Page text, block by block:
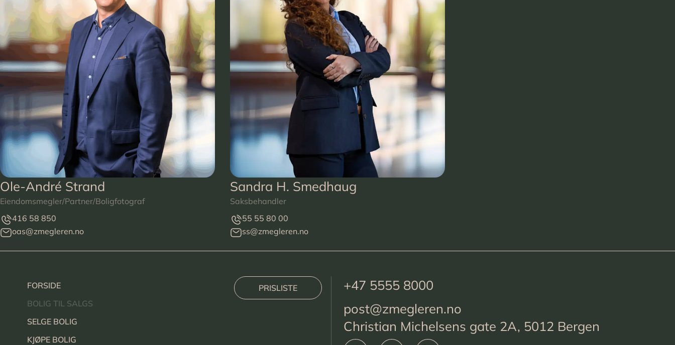
Ole-André Strand
Eiendomsmegler/Partner/Boligfotograf
416 58 850
oas@zmegleren.no
Sandra H. Smedhaug
Saksbehandler
55 55 80 00
ss@zmegleren.no
FORSIDE
BOLIG TIL SALGS
SELGE BOLIG
KJØPE BOLIG
PRISLISTE
+47 5555 8000
post@zmegleren.no
Christian Michelsens gate 2A, 5012 Bergen